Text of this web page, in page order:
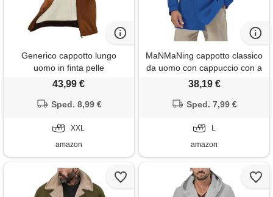
Generico cappotto lungo
uomo in finta pelle
scamosciata, giacca invernale
giubbotto da lavoro in pile
vintage
43,99 €
Sped. 8,99 €
XXL
amazon
MaNMaNing cappotto classico
da uomo con cappuccio con a
cappotti uomo cappotto lungo
lungo coperta cappuccio
coat
38,19 €
Sped. 7,99 €
L
amazon